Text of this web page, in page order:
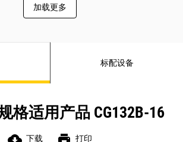
加载更多
标配设备
格适用产品 CG132B-16
下载 打印